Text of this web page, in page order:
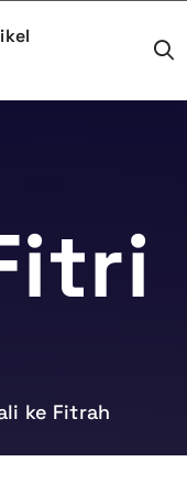
ke Fitrah